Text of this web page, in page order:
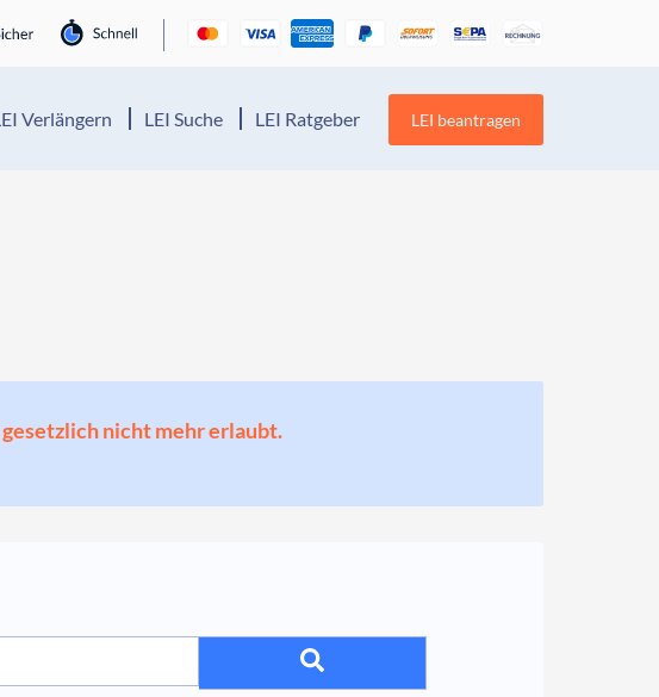
Verlängern LEI Suche LEI Ratgeber LEI beantragen
nicht mehr erlaubt.